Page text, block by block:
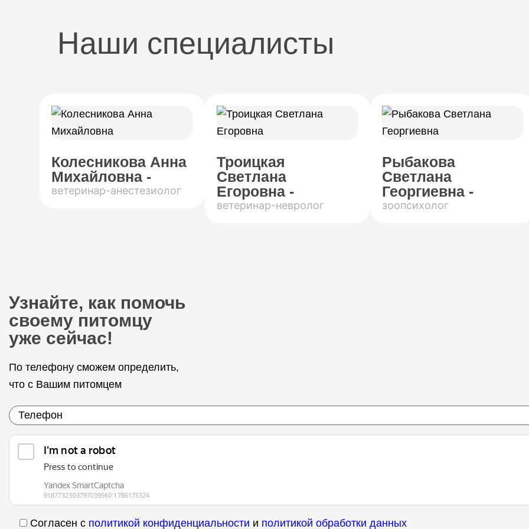
Наши специалисты
Колесникова Анна
Михайловна -
ветеринар-анестезиолог
Троицкая
Светлана
Егоровна -
ветеринар-невролог
Рыбакова
Светлана
Георгиевна -
зоопсихолог
Узнайте, как помочь
своему питомцу
уже сейчас!
По телефону сможем определить,
что с Вашим питомцем
Согласен с политикой конфиденциальности и политикой обработки данных